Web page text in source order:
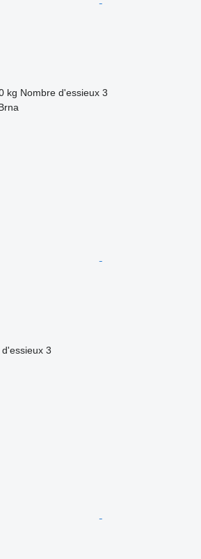
kg Nombre d'essieux 3
3